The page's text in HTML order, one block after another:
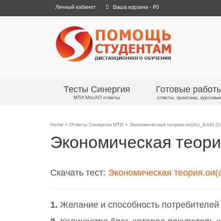
Личный кабинет Ваша корзина - ₽0
Тесты Синергия
МТИ МосАП ответы
Готовые
ответы, практика,
Home » Ответы Синергия МТИ » Экономическая теория.ои(dor_БАК)
Экономическая
Скачать тест: Экономическая
1. Желание и способность